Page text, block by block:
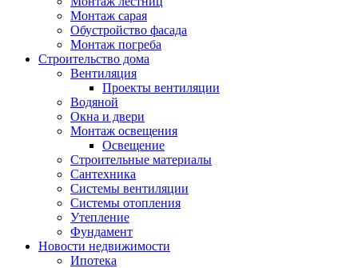
Монтаж сарая
Обустройство фасада
Монтаж погреба
Строительство дома
Вентиляция
Проекты вентиляции
Водяной
Окна и двери
Монтаж освещения
Освещение
Строительные материалы
Сантехника
Системы вентиляции
Системы отопления
Утепление
Фундамент
Новости недвижимости
Ипотека